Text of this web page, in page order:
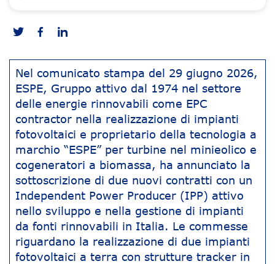
Nel comunicato stampa del 29 giugno 2026,
ESPE, Gruppo attivo dal 1974 nel settore
delle energie rinnovabili come EPC
contractor nella realizzazione di impianti
fotovoltaici e proprietario della tecnologia a
marchio “ESPE” per turbine nel minieolico e
cogeneratori a biomassa, ha annunciato la
sottoscrizione di due nuovi contratti con un
Independent Power Producer (IPP) attivo
nello sviluppo e nella gestione di impianti
da fonti rinnovabili in Italia. Le commesse
riguardano la realizzazione di due impianti
fotovoltaici a terra con strutture tracker in